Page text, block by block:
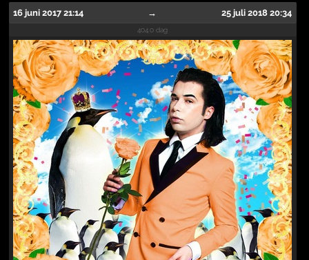
16 juni 2017 21:14 → 25 juli 2018 20:34
404.0 dag